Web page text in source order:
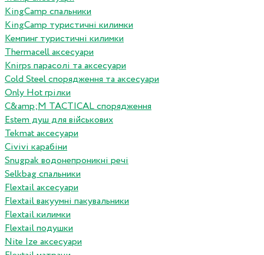
KingCamp спальники
KingCamp туристичні килимки
Кемпинг туристичні килимки
Thermacell аксесуари
Knirps парасолі та аксесуари
Cold Steel спорядження та аксесуари
Only Hot грілки
C&amp;M TACTICAL спорядження
Estem душ для військових
Tekmat аксесуари
Сivivi карабіни
Snugpak водонепроникні речі
Selkbag спальники
Flextail аксесуари
Flextail вакуумні пакувальники
Flextail килимки
Flextail подушки
Nite Ize аксесуари